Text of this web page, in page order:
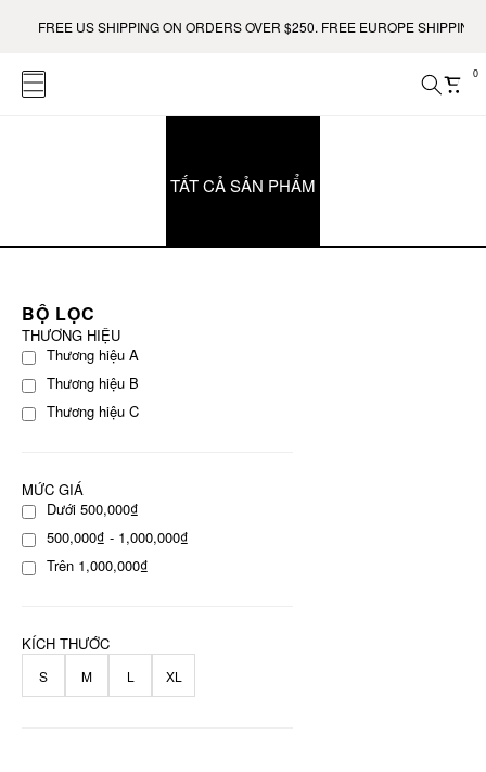
FREE US SHIPPING ON ORDERS OVER $250. FREE EUROPE SHIPPING
0
TẤT CẢ SẢN PHẨM
BỘ LỌC
THƯƠNG HIỆU
Thương hiệu A
Thương hiệu B
Thương hiệu C
MỨC GIÁ
Dưới 500,000₫
500,000₫ - 1,000,000₫
Trên 1,000,000₫
KÍCH THƯỚC
S M L XL